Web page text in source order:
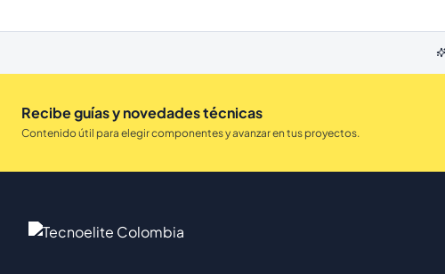
Recibe guías y novedades técnicas
Contenido útil para elegir componentes y avanzar en tus proyectos.